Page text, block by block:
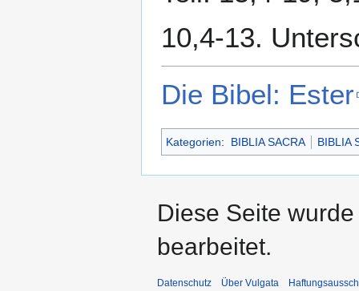
10,4-13.
Die Bibel: Ester
Kategorien: BIBLIA SACRA BIBLIA
Diese Seite
bearbeitet.
Datenschutz Über Vulgata